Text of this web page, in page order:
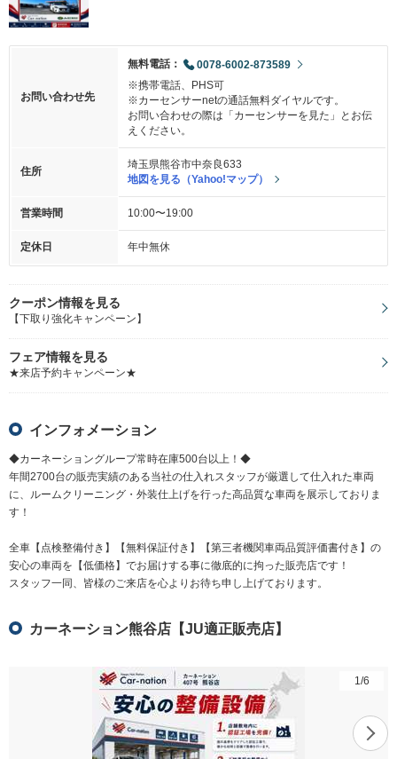
お問い合わせ先
無料電話：
0078-6002-873589
※携帯電話、PHS可
※カーセンサーnetの通話無料ダイヤルです。
お問い合わせの際は「カーセンサーを見た」とお伝
えください。
住所
埼玉県熊谷市中奈良633
地図を見る（Yahoo!マップ）
営業時間 10:00〜19:00
定休日 年中無休
クーポン情報を見る
【下取り強化キャンペーン】
フェア情報を見る
★来店予約キャンペーン★
インフォメーション
◆カーネーショングループ常時在庫500台以上！◆
年間2700台の販売実績のある当社の仕入れスタッフが厳選して仕入れた車両
に、ルームクリーニング・外装仕上げを行った高品質な車両を展示しておりま
す！
全車【点検整備付き】【無料保証付き】【第三者機関車両品質評価書付き】の
安心の車両を【低価格】でお届けする事に徹底的に拘った販売店です！
スタッフ一同、皆様のご来店を心よりお待ち申し上げております。
カーネーション熊谷店【JU適正販売店】
1 /6